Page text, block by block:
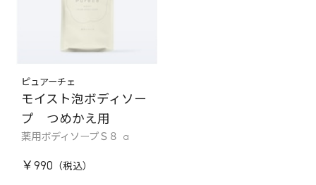
ピュアーチェ
モイスト泡ボディソー
プ つめかえ用
薬用ボディソープＳ８ a
￥990